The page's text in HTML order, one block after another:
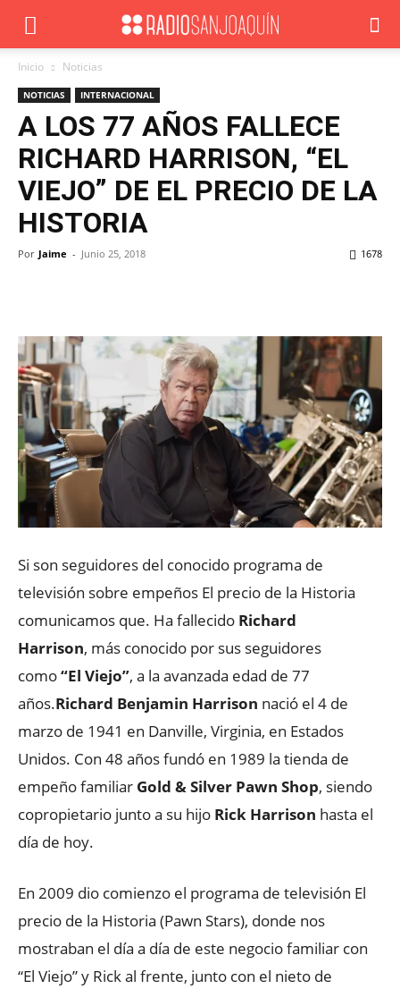
Inicio Noticias
NOTICIAS INTERNACIONAL
A LOS 77 AÑOS FALLECE
RICHARD HARRISON, “EL
VIEJO” DE EL PRECIO DE LA
HISTORIA
Por Jaime - Junio 25, 2018 1678
Si son seguidores del conocido programa de
televisión sobre empeños El precio de la Historia
comunicamos que. Ha fallecido Richard
Harrison, más conocido por sus seguidores
como“El Viejo”, a la avanzada edad de 77
años.Richard Benjamin Harrison nació el 4 de
marzo de 1941 en Danville, Virginia, en Estados
Unidos. Con 48 años fundó en 1989 la tienda de
empeño familiar Gold & Silver Pawn Shop, siendo
copropietario junto a su hijo Rick Harrison hasta el
día de hoy.
En 2009 dio comienzo el programa de televisión El
precio de la Historia (Pawn Stars), donde nos
mostraban el día a día de este negocio familiar con
“El Viejo” y Rick al frente, junto con el nieto de